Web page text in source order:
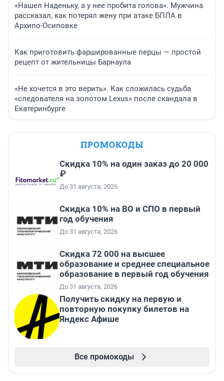
«Нашел Наденьку, а у нее пробита голова». Мужчина
рассказал, как потерял жену при атаке БПЛА в
Архипо-Осиповке
Как приготовить фаршированные перцы — простой
рецепт от жительницы Барнаула
«Не хочется в это верить». Как сложилась судьба
«следователя на золотом Lexus» после скандала в
Екатеринбурге
ПРОМОКОДЫ
Скидка 10% на один заказ до 20 000
₽
До 31 августа, 2026
Скидка 10% на ВО и СПО в первый
год обучения
До 31 августа, 2026
Скидка 72 000 на высшее
образование и среднее специальное
образование в первый год обучения
До 31 августа, 2026
Получить скидку на первую и
повторную покупку билетов на
Яндекс Афише
Все промокоды